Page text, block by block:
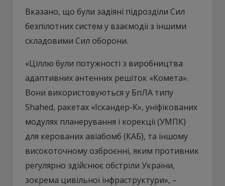
Вказано, що були задіяні підрозділи Сил
безпілотних систем у взаємодії з іншими
складовими Сил оборони.
«Ціллю були потужності з виробництва
адаптивних антенних решіток «Комета».
Вони використовуються у БпЛА типу
Shahed, ракетах «Іскандер-К», уніфікованих
модулях планерування і корекції (УМПК)
для керованих авіабомб (КАБ), та іншому
високоточному озброєнні, яким противник
регулярно здійснює обстріли України,
зокрема цивільної інфраструктури», –